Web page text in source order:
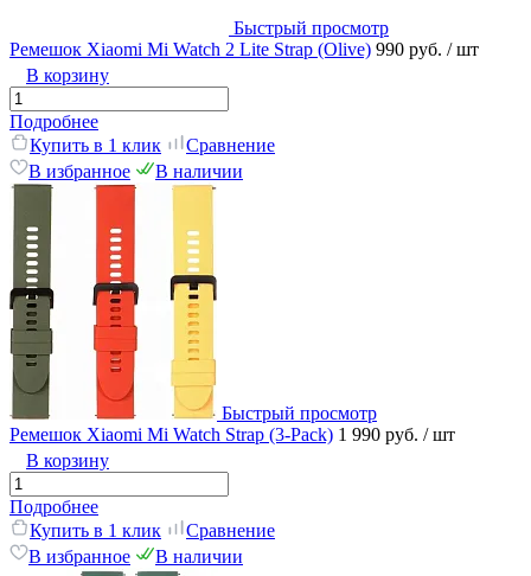
Быстрый просмотр
Ремешок Xiaomi Mi Watch 2 Lite Strap (Olive) 990 руб. / шт
В корзину
Подробнее
Купить в 1 клик
Сравнение
В избранное
В наличии
Быстрый просмотр
Ремешок Xiaomi Mi Watch Strap (3-Pack) 1 990 руб. / шт
В корзину
Подробнее
Купить в 1 клик
Сравнение
В избранное
В наличии